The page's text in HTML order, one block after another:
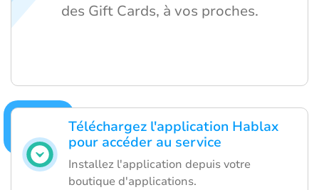
Téléchargez l'application Hablax
pour accéder au service
Installez l'application depuis votre
boutique d'applications.
des Gift Cards, à vos proches.